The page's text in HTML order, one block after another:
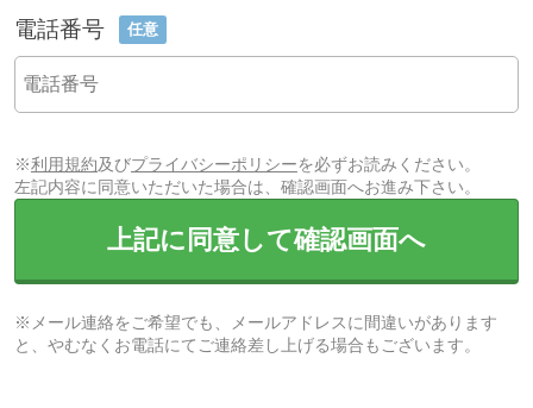
電話番号 任意
※利用規約及びプライバシーポリシーを必ずお読みください。
左記内容に同意いただいた場合は、確認画面へお進み下さい。
上記に同意して確認画面へ
※メール連絡をご希望でも、メールアドレスに間違いがあります
と、やむなくお電話にてご連絡差し上げる場合もございます。